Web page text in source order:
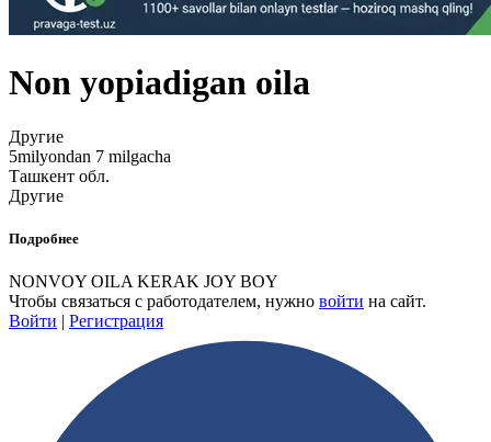
Non yopiadigan oila
Другие
5milyondan 7 milgacha
Ташкент обл.
Другие
Подробнее
NONVOY OILA KERAK JOY BOY
Чтобы связаться с работодателем, нужно войти на сайт.
Войти | Регистрация